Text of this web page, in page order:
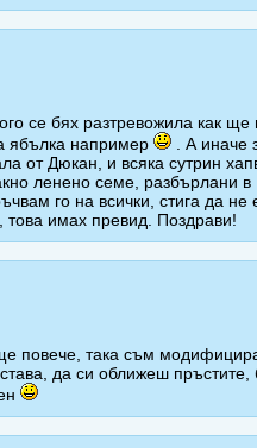
се бях разтревожила как ще
ябълка например
. А иначе
от Дюкан, и всяка сутрин
ленено семе, разбърлани в
го на всички, стига да не
това имах превид. Поздрави!
повече, така съм
да си оближеш пръстите,